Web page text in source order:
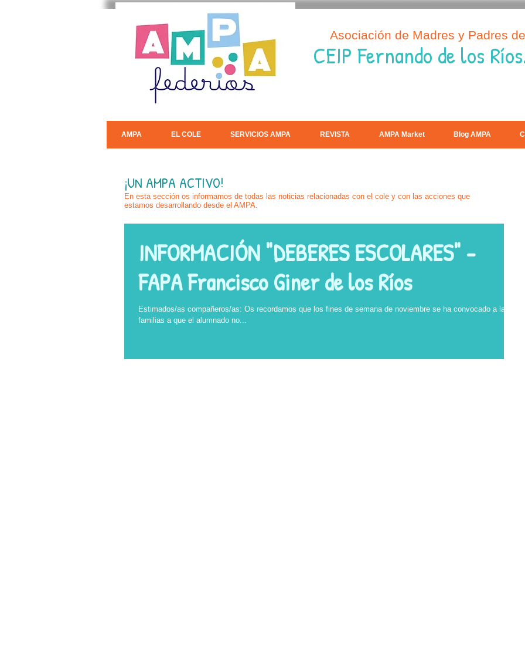
Asociación de Madres y Padres
CEIP Fernando de los
AMPA EL COLE SERVICIOS AMPA REVISTA AMPA Market Blog AMPA
¡UN AMPA ACTIVO!
En esta sección os informamos de todas las noticias relacionadas con el cole y con las acciones que
estamos desarrollando desde el AMPA.
INFORMACIÓN "DEBERES ESCOLARES" -
FAPA Francisco Giner de los Ríos
Estimados/as compañeros/as: Os recordamos que los fines de semana de noviembre se ha convocado a las
familias a que el alumnado no...